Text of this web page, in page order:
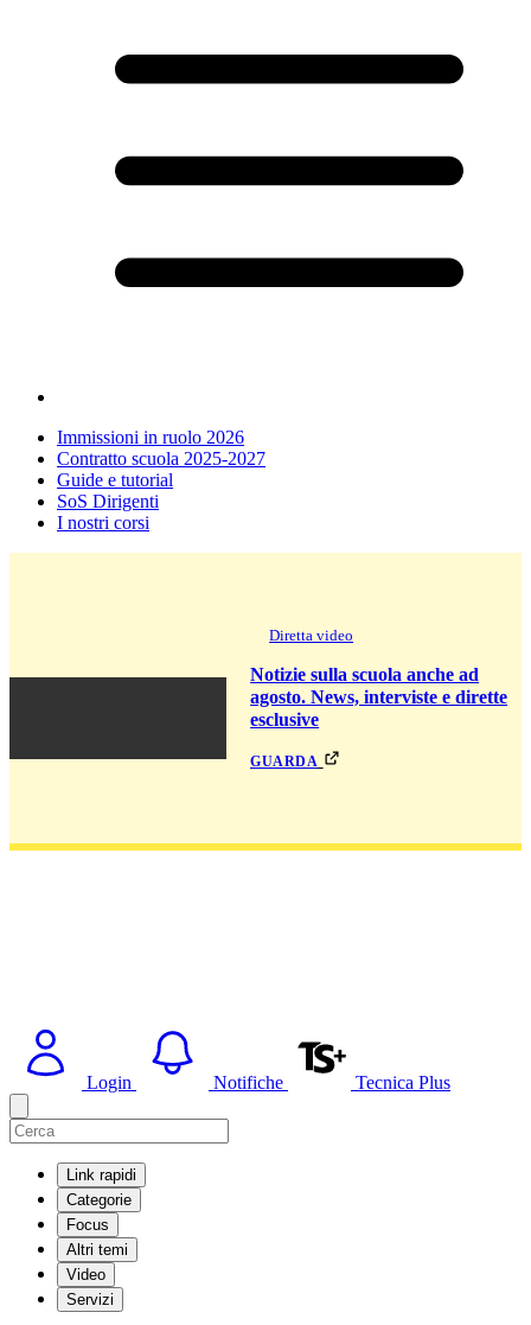
Immissioni in ruolo 2026
Contratto scuola 2025-2027
Guide e tutorial
SoS Dirigenti
I nostri corsi
Diretta video
Notizie sulla scuola anche ad
agosto. News, interviste e dirette
esclusive
guarda
Login Notifiche Tecnica Plus
Link rapidi
Categorie
Focus
Altri temi
Video
Servizi